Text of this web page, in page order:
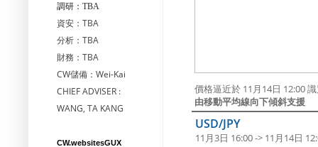
價格逼近於 11月14日 12:00
由移動平均線向下傾斜支援
USD/JPY
11月3日 16:00 -> 11月14日
調研：TBA
資安：TBA
分析：TBA
財務：TBA
CW儲備：Wei-Kai
CHIEF ADVISER :
WANG, TA KANG
CW.websitesGUX